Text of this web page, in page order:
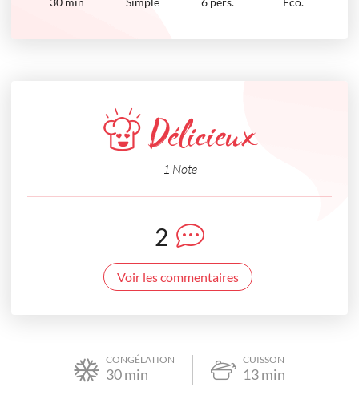
Délicieux
1 Note
2
Voir les commentaires
CONGÉLATION
30min
CUISSON
13min